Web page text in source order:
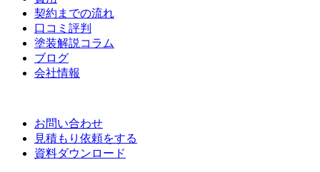
契約までの流れ
口コミ評判
塗装解説コラム
ブログ
会社情報
お問い合わせ
見積もり依頼をする
資料ダウンロード